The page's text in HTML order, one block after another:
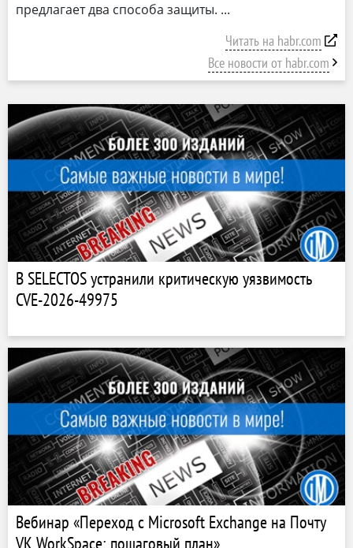
предлагает два способа защиты.
Читать на habr.com
Все новости от habr.com
В SELECTOS устранили критическую уязвимость
CVE-2026-49975
Вебинар «Переход с Microsoft Exchange на Почту
VK WorkSpace: пошаговый план»